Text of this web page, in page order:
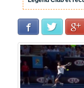
Facebook Twitter